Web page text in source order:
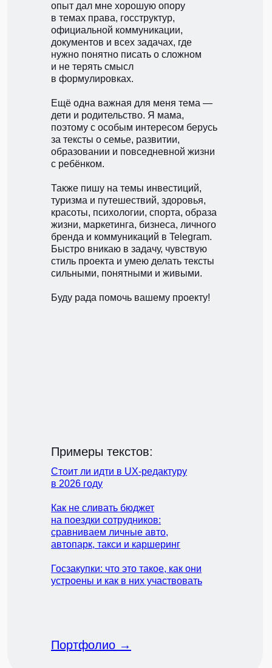
опыт дал мне хорошую опору
в темах права, госструктур,
официальной коммуникации,
документов и всех задачах, где
нужно понятно писать о сложном
и не терять смысл
в формулировках.
Ещё одна важная для меня тема —
дети и родительство. Я мама,
поэтому с особым интересом берусь
за тексты о семье, развитии,
образовании и повседневной жизни
с ребёнком.
Также пишу на темы инвестиций,
туризма и путешествий, здоровья,
красоты, психологии, спорта, образа
жизни, маркетинга, бизнеса, личного
бренда и коммуникаций в Telegram.
Быстро вникаю в задачу, чувствую
стиль проекта и умею делать тексты
сильными, понятными и живыми.
Буду рада помочь вашему проекту!
Примеры текстов:
Стоит ли идти в UX-редактуру
в 2026 году
Как не сливать бюджет
на поездки сотрудников:
сравниваем личные авто,
автопарк, такси и каршеринг
Госзакупки: что это такое, как они
устроены и как в них участвовать
Портфолио →